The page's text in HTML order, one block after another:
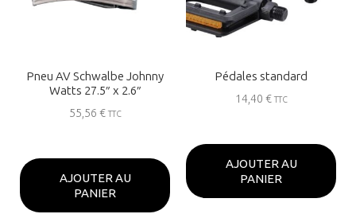
Pneu AV Schwalbe Johnny
Watts 27.5″ x 2.6″
55,56 € TTC
AJOUTER AU
PANIER
Pédales standard
14,40 € TTC
AJOUTER AU
PANIER